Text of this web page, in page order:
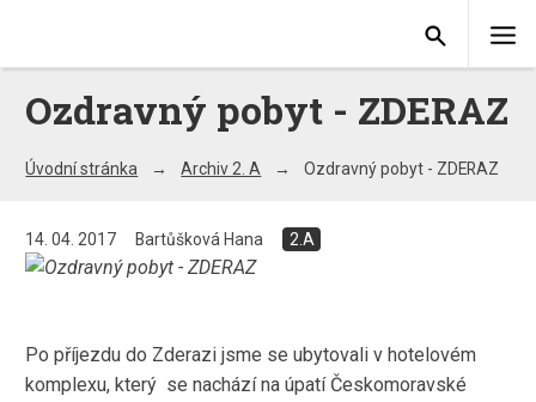
Ozdravný pobyt - ZDERAZ
Úvodní stránka Archiv 2. A Ozdravný pobyt - ZDERAZ
14. 04. 2017 Bartůšková Hana 2.A
Po příjezdu do Zderazi jsme se ubytovali v hotelovém
komplexu, který se nachází na úpatí Českomoravské